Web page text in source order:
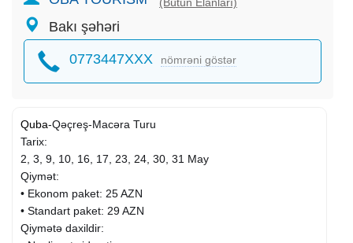
Bakı şəhəri
0773447XXX nömrəni göstər
Quba-Qəçreş-Macəra Turu
Tarix:
2, 3, 9, 10, 16, 17, 23, 24, 30, 31 May
Qiymət:
• Ekonom paket: 25 AZN
• Standart paket: 29 AZN
Qiymətə daxildir: